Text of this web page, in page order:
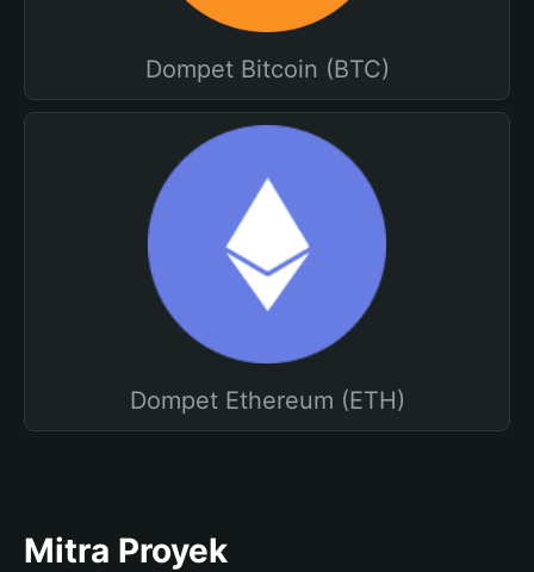
Dompet Bitcoin (BTC)
Dompet Ethereum (ETH)
Mitra Proyek